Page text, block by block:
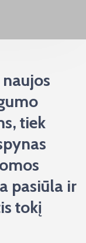
tiek
pasiūla ir
tokį